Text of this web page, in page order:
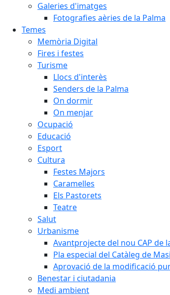
Galeries d'imatges
Fotografies aèries de la Palma
Temes
Memòria Digital
Fires i festes
Turisme
Llocs d'interès
Senders de la Palma
On dormir
On menjar
Ocupació
Educació
Esport
Cultura
Festes Majors
Caramelles
Els Pastorets
Teatre
Salut
Urbanisme
Avantprojecte del nou CAP de
Pla especial del Catàleg de
Aprovació de la modificació
Benestar i ciutadania
Medi ambient